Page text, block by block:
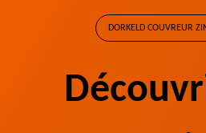
DORKELD COUVREUR